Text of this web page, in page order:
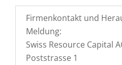
Firmenkontakt und
Meldung:
Swiss Resource Capital
Poststrasse 1